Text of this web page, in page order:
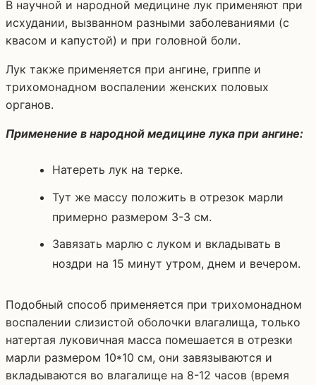
В научной и народной медицине лук применяют при
исхудании, вызванном разными заболеваниями (с
квасом и капустой) и при головной боли.
Лук также применяется при ангине, гриппе и
трихомонадном воспалении женских половых
органов.
Применение в народной медицине лука при ангине:
Натереть лук на терке.
Тут же массу положить в отрезок марли
примерно размером 3-3 см.
Завязать марлю с луком и вкладывать в
ноздри на 15 минут утром, днем и вечером.
Подобный способ применяется при трихомонадном
воспалении слизистой оболочки влагалища, только
натертая луковичная масса помешается в отрезки
марли размером 10*10 см, они завязываются и
вкладываются во влагалище на 8-12 часов (время